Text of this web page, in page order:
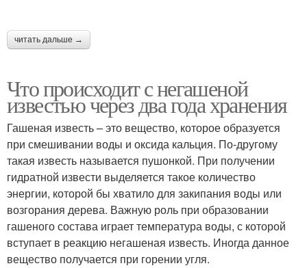
читать дальше →
Что происходит с негашеной
известью через два года хранения
Гашеная известь – это вещество, которое образуется
при смешивании воды и оксида кальция. По-другому
такая известь называется пушонкой. При получении
гидратной извести выделяется такое количество
энергии, которой бы хватило для закипания воды или
возгорания дерева. Важную роль при образовании
гашеного состава играет температура воды, с которой
вступает в реакцию негашеная известь. Иногда данное
вещество получается при горении угля.